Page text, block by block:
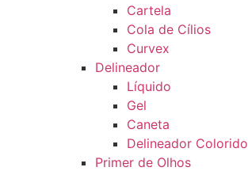
Cartela
Cola de Cílios
Curvex
Delineador
Líquido
Gel
Caneta
Delineador Colorido
Primer de Olhos